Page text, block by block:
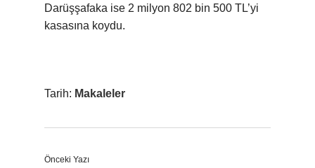
Darüşşafaka ise 2 milyon 802 bin 500 TL’yi
kasasına koydu.
Tarih: Makaleler
Önceki Yazı